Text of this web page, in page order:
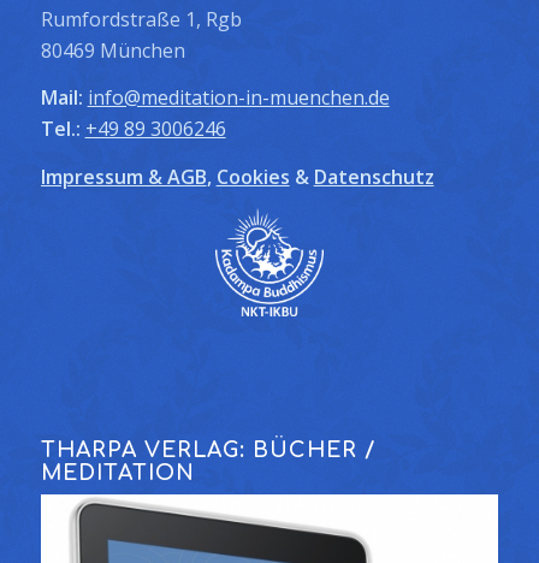
Rumfordstraße 1, Rgb
80469 München
Mail: info@meditation-in-muenchen.de
Tel.: +49 89 3006246
Impressum & AGB, Cookies & Datenschutz
THARPA VERLAG: BÜCHER /
MEDITATION